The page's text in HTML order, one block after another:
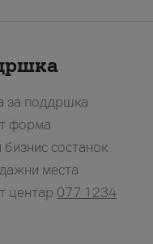
за поддршка
форма
состанок
места
центар 077 1234